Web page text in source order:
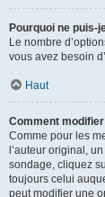
Pourquoi ne puis-
Le nombre
vous avez besoin
Haut
Comment
Comme pour les
l’auteur original,
sondage, cliquez
toujours celui
peut modifier une